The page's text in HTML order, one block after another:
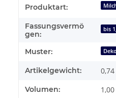
Produkteigenschaft
Wert
Produktart:
Fassungsvermö
gen:
bis
Muster:
Artikelgewicht: 0,74
Volumen: